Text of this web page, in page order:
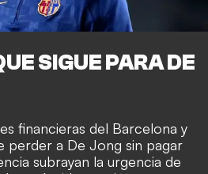
SIGUE PARA DE
financieras del Barcelona y
perder a De Jong sin pagar
subrayan la urgencia de